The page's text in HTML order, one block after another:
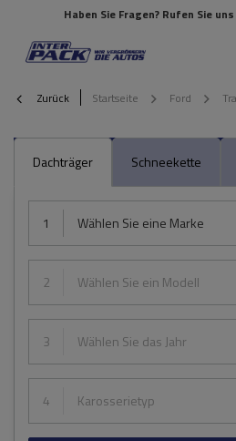
Haben Sie Fragen? Rufen Sie
Zurück Startseite Ford
Dachträger Schneekette
1 Wählen Sie eine Marke
2 Wählen Sie ein Modell
3 Wählen Sie das Jahr
4 Karosserietyp